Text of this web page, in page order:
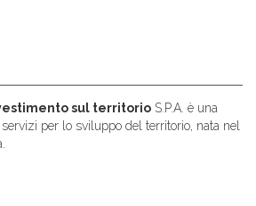
sul territorio S.P.A. è una
per lo sviluppo del territorio, nata nel